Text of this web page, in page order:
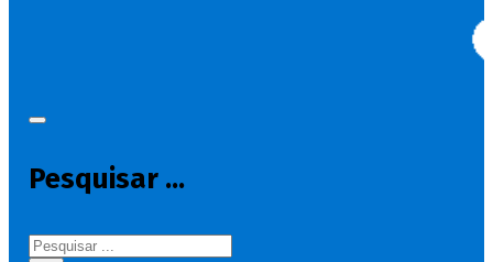
Pesquisar ...
Pesquisar